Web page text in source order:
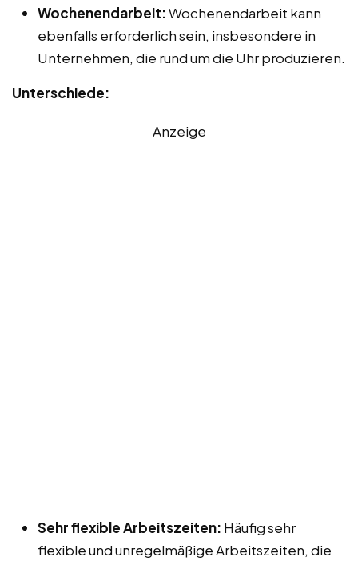
Wochenendarbeit:Wochenendarbeit kann
ebenfalls erforderlich sein, insbesondere in
Unternehmen, die rund um die Uhr produzieren.
Unterschiede:
Anzeige
Sehr flexible Arbeitszeiten: Häufig sehr
flexible und unregelmäßige Arbeitszeiten, die